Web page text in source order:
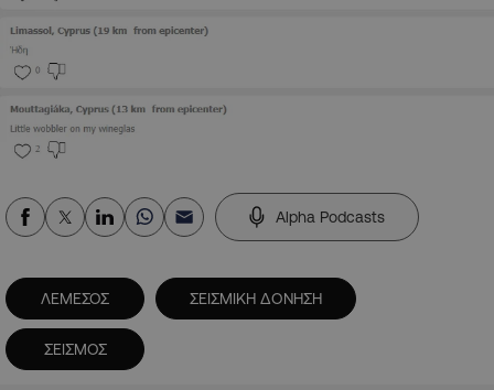
Alpha Podcasts
ΛΕΜΕΣΟΣ ΣΕΙΣΜΙΚΗ ΔΟΝΗΣΗ
ΣΕΙΣΜΟΣ